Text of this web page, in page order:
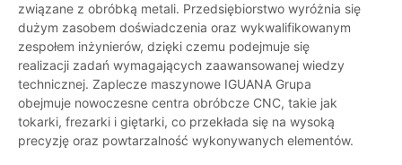
związane z obróbką metali. Przedsiębiorstwo wyróżnia się
dużym zasobem doświadczenia oraz wykwalifikowanym
zespołem inżynierów, dzięki czemu podejmuje się
realizacji zadań wymagających zaawansowanej wiedzy
technicznej. Zaplecze maszynowe IGUANA Grupa
obejmuje nowoczesne centra obróbcze CNC, takie jak
tokarki, frezarki i giętarki, co przekłada się na wysoką
precyzję oraz powtarzalność wykonywanych elementów.